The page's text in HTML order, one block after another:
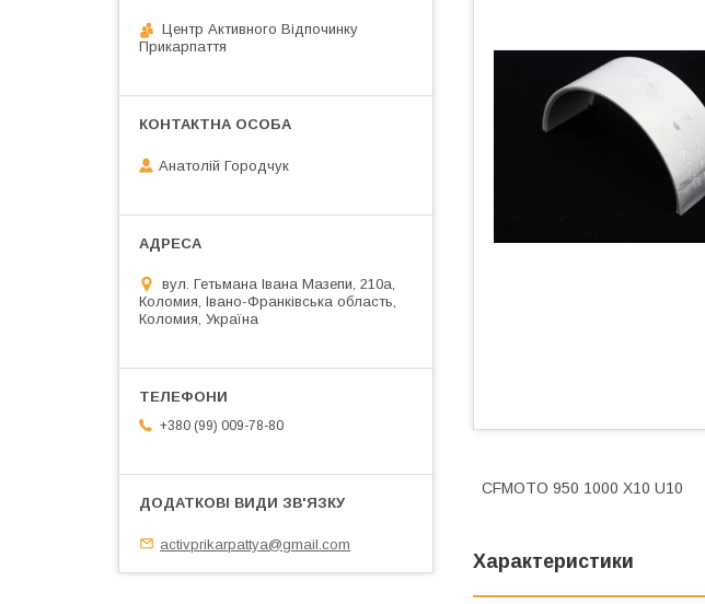
CFMOTO 950 1000 X10 U10
Характеристики
Центр Активного Відпочинку
Прикарпаття
Анатолій Городчук
вул. Гетьмана Івана Мазепи, 210а,
Коломия, Івано-Франківська область,
Коломия, Україна
+380 (99) 009-78-80
activprikarpattya@gmail.com